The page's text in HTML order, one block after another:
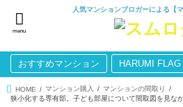
人気マンションブロガーによる【
menu
おすすめマンション HARUMI FLAG
HOME マンション購入
マンションの間取り
狭小化する専有部。子ども部屋について間取図を見な